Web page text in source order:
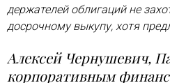
держателей облигаций не
досрочному выкупу, хотя
Алексей Чернушевич,
корпоративным